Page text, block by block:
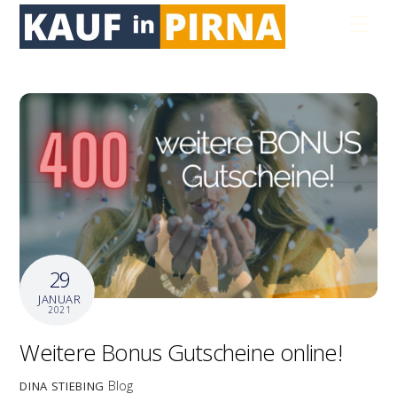
Skip
29
JANUAR
2021
Weitere Bonus Gutscheine online!
DINA STIEBING Blog